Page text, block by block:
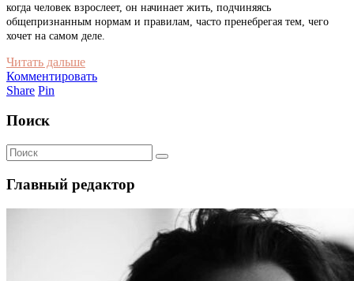
когда человек взрослеет, он начинает жить, подчиняясь
общепризнанным нормам и правилам, часто пренебрегая тем, чего
хочет на самом деле.
Читать дальше
Комментировать
Share Pin
Поиск
Главный редактор